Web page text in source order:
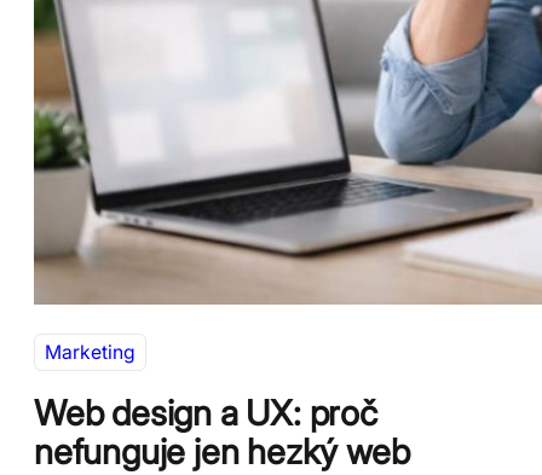
Marketing
Web design a UX: proč
nefunguje jen hezký web